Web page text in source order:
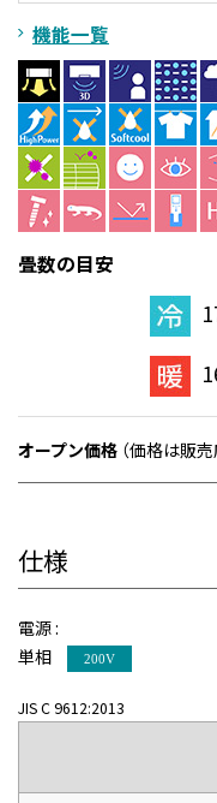
機能一覧
畳数の目安
オープン価格 （価格は販
仕様
電源 :
単相
200V
JIS C 9612:2013